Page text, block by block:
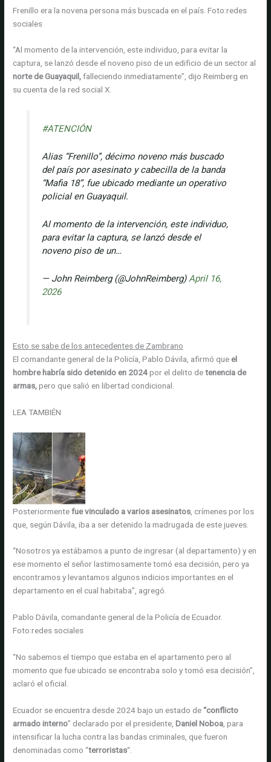
Frenillo era la novena persona más buscada en el país. Foto:redes
sociales
“Al momento de la intervención, este individuo, para evitar la
captura, se lanzó desde el noveno piso de un edificio de un sector al
norte de Guayaquil,falleciendo inmediatamente”, dijo Reimberg en
su cuenta de la red social X.
#ATENCIÓN
Alias “Frenillo”, décimo noveno más buscado
del país por asesinato y cabecilla de la banda
“Mafia 18”, fue ubicado mediante un operativo
policial en Guayaquil.
Al momento de la intervención, este individuo,
para evitar la captura, se lanzó desde el
noveno piso de un…
— John Reimberg (@JohnReimberg)April 16,
2026
Esto se sabe de los antecedentes de Zambrano
El comandante general de la Policía, Pablo Dávila, afirmó que el
hombre habría sido detenido en 2024por el delito detenencia de
armas,pero que salió en libertad condicional.
LEA TAMBIÉN
Posteriormentefue vinculado a varios asesinatos , crímenes por los
que, según Dávila, iba a ser detenido la madrugada de este jueves.
“Nosotros ya estábamos a punto de ingresar (al departamento) y en
ese momento el señor lastimosamente tomó esa decisión, pero ya
encontramos y levantamos algunos indicios importantes en el
departamento en el cual habitaba”, agregó.
Pablo Dávila, comandante general de la Policía de Ecuador.
Foto:redes sociales
“No sabemos el tiempo que estaba en el apartamento pero al
momento que fue ubicado se encontraba solo y tomó esa decisión”,
aclaró el oficial.
Ecuador se encuentra desde 2024 bajo un estado de“conflicto
armado interno” declarado por el presidente, Daniel Noboa , para
intensificar la lucha contra las bandas criminales, que fueron
denominadas como “terroristas“.